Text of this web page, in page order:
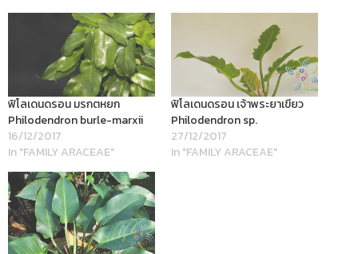
ฟิโลเดนดรอน มรกตหยก
Philodendron burle-marxii
16/12/2017
In "FAMILY ARACEAE"
ฟิโลเดนดรอน เจ้าพระยาเขียว
Philodendron sp.
27/12/2017
In "FAMILY ARACEAE"